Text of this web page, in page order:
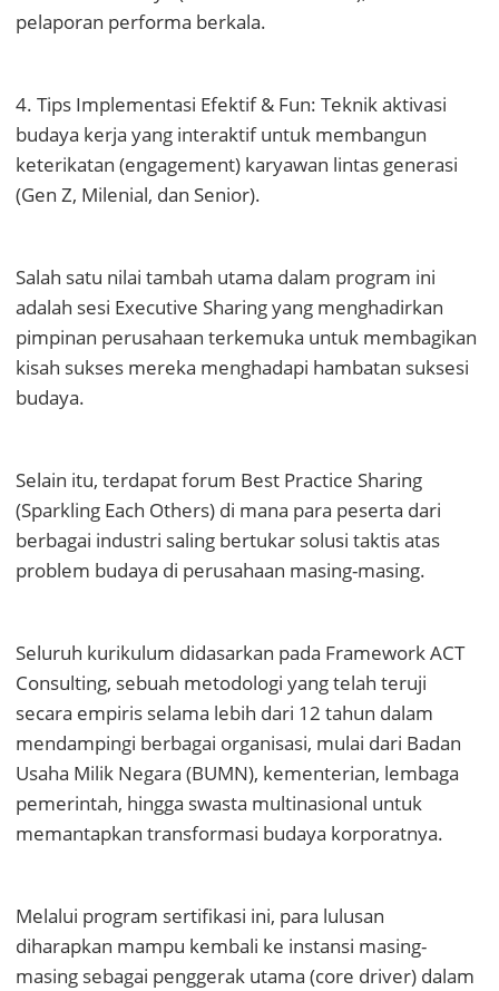
pelaporan performa berkala.
4. Tips Implementasi Efektif & Fun: Teknik aktivasi
budaya kerja yang interaktif untuk membangun
keterikatan (engagement) karyawan lintas generasi
(Gen Z, Milenial, dan Senior).
Salah satu nilai tambah utama dalam program ini
adalah sesi Executive Sharing yang menghadirkan
pimpinan perusahaan terkemuka untuk membagikan
kisah sukses mereka menghadapi hambatan suksesi
budaya.
Selain itu, terdapat forum Best Practice Sharing
(Sparkling Each Others) di mana para peserta dari
berbagai industri saling bertukar solusi taktis atas
problem budaya di perusahaan masing-masing.
Seluruh kurikulum didasarkan pada Framework ACT
Consulting, sebuah metodologi yang telah teruji
secara empiris selama lebih dari 12 tahun dalam
mendampingi berbagai organisasi, mulai dari Badan
Usaha Milik Negara (BUMN), kementerian, lembaga
pemerintah, hingga swasta multinasional untuk
memantapkan transformasi budaya korporatnya.
Melalui program sertifikasi ini, para lulusan
diharapkan mampu kembali ke instansi masing-
masing sebagai penggerak utama (core driver) dalam